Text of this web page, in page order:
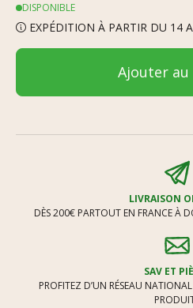
DISPONIBLE
EXPÉDITION À PARTIR DU 14
Ajouter
LIVRAISON
DÈS 200€ PARTOUT EN FRANCE À
SAV ET
PROFITEZ D’UN RÉSEAU